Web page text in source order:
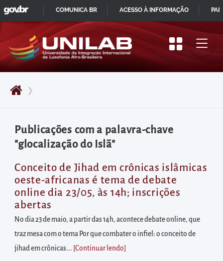
Pular
para
início
do
principal
Acessar
diretamente
o
menu
principal
Acessar
diretamente
à
área
❯
Publicações com a palavra-chave
"glocalização do Islã"
Conceito de Jihad em crônicas islâmicas
oeste-africanas é tema de debate
online dia 23/05, às 14h; inscrições
abertas
No dia 23 de maio, a partir das 14h, acontece debate online, que
traz mesa com o tema Por que combater o infiel: o conceito de
jihad em crônicas... [Continuar lendo
IR
PARA
CONTEÚDO
GOVBR
COMUNICA BR ACESSO À INFORMAÇÃO